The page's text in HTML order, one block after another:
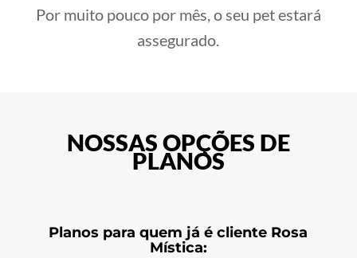
Por muito pouco por mês, o seu pet estará
assegurado.
NOSSAS OPÇÕES DE
PLANOS
Planos para quem já é cliente Rosa
Mística: